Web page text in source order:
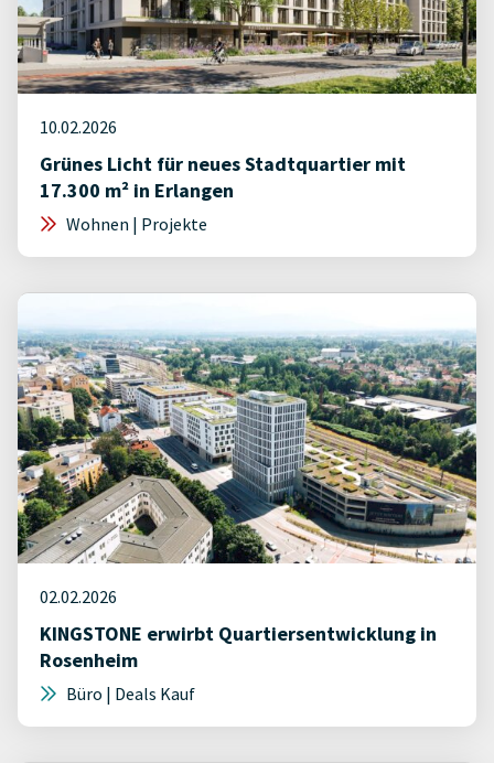
10.02.2026
Grünes Licht für neues Stadtquartier mit
17.300 m² in Erlangen
Wohnen | Projekte
02.02.2026
KINGSTONE erwirbt Quartiersentwicklung in
Rosenheim
Büro | Deals Kauf